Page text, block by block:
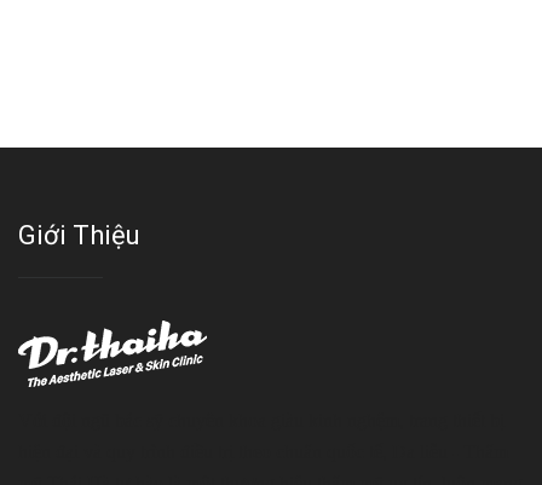
Giới Thiệu